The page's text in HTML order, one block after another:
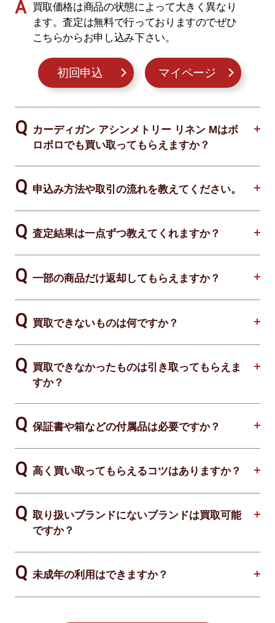
買取価格は商品の状態によって大きく異なり
ます。査定は無料で行っておりますのでぜひ
こちらからお申し込み下さい。
初回申込 マイページ
カーディガン アシンメトリー リネン Mはボ
ロボロでも買い取ってもらえますか？
申込み方法や取引の流れを教えてください。
査定結果は一点ずつ教えてくれますか？
一部の商品だけ返却してもらえますか？
買取できないものは何ですか？
買取できなかったものは引き取ってもらえま
すか？
保証書や箱などの付属品は必要ですか？
高く買い取ってもらえるコツはありますか？
取り扱いブランドにないブランドは買取可能
ですか？
未成年の利用はできますか？